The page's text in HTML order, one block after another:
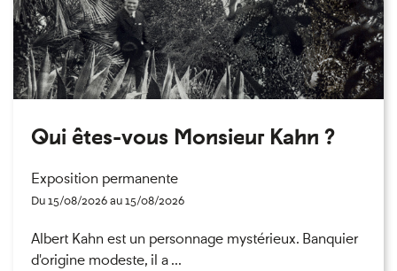
Qui êtes-vous Monsieur Kahn ?
Exposition permanente
Du 15/08/2026 au 15/08/2026
Albert Kahn est un personnage mystérieux. Banquier
d'origine modeste, il a ...